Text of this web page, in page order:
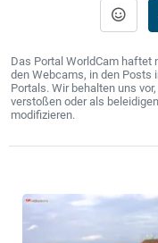
Das Portal WorldCam haftet
den Webcams, in den Posts
Portals. Wir behalten uns
verstoßen oder als
modifizieren.